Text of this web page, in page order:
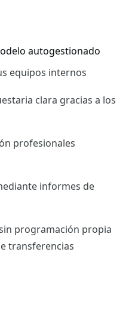
autogestionado
equipos internos
clara gracias a los
profesionales
informes de
programación propia
transferencias